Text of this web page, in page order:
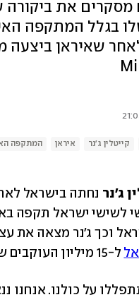
את ביקורה
בגלל המתקפה
שאיראן
קייטלין ג'נר איראן המתקפה
ג'נר
וכך ג'נר מצאה את
ל-15 מיליון העוקבים שלה באינסטגרם.